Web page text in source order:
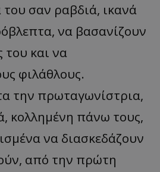
σαν ραβδιά, ικανά
να βασανίζουν
του και να
φιλάθλους.
την πρωταγωνίστρια,
κολλημένη πάνω τους,
να διασκεδάζουν
από την πρώτη